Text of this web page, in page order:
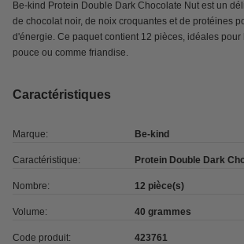
Be-kind Protein Double Dark Chocolate Nut est un
de chocolat noir, de noix croquantes et de protéines
d'énergie. Ce paquet contient 12 pièces, idéales pour
pouce ou comme friandise.
Caractéristiques
Marque: Be-kind
Caractéristique: Protein Double Dark
Nombre: 12 pièce(s)
Volume: 40 grammes
Code produit: 423761